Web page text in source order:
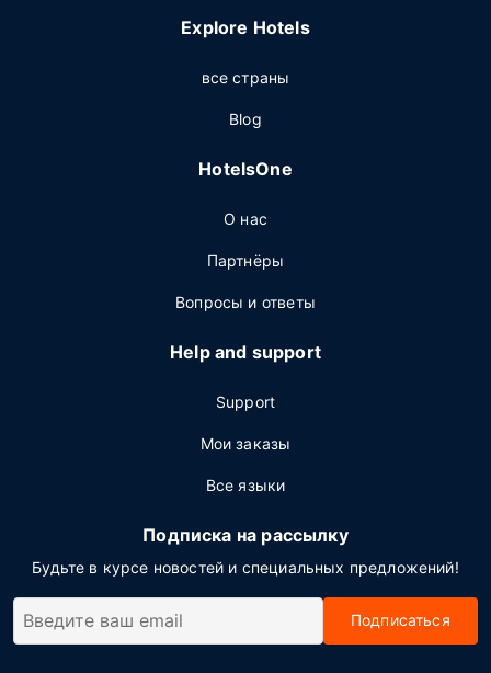
Explore Hotels
все страны
Blog
HotelsOne
О нас
Партнёры
Вопросы и ответы
Help and support
Support
Мои заказы
Все языки
Подписка на рассылку
Будьте в курсе новостей и специальных предложений!
Подписаться